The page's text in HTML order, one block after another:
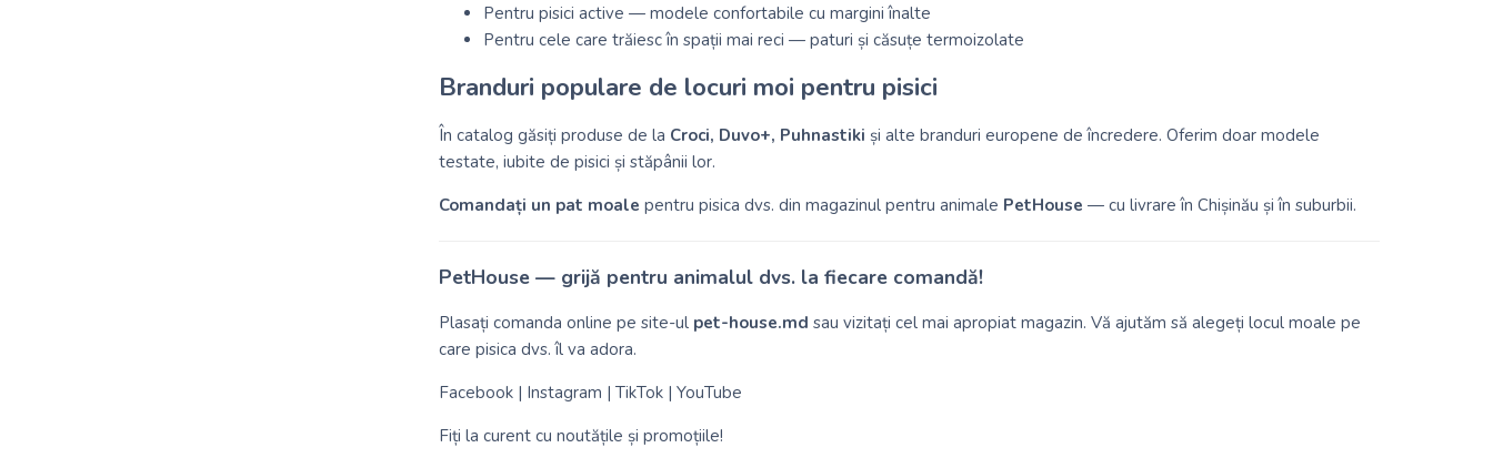
Pentru pisici active — modele confortabile cu margini înalte
Pentru cele care trăiesc în spații mai reci — paturi și căsuțe termoizolate
Branduri populare de locuri moi pentru pisici
În catalog găsiți produse de la Croci, Duvo+, Puhnastiki și alte branduri europene de încredere. Oferim doar modele
testate, iubite de pisici și stăpânii lor.
Comandați un pat moale pentru pisica dvs. din magazinul pentru animale PetHouse — cu livrare în Chișinău și în suburbii.
PetHouse — grijă pentru animalul dvs. la fiecare comandă!
Plasați comanda online pe site-ul pet-house.md sau vizitați cel mai apropiat magazin. Vă ajutăm să alegeți locul moale pe
care pisica dvs. îl va adora.
Facebook| Instagram | TikTok| YouTube
Fiți la curent cu noutățile și promoțiile!